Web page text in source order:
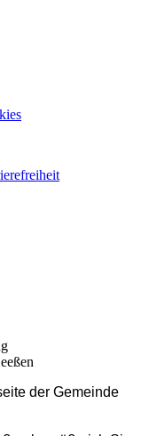
der Gemeinde